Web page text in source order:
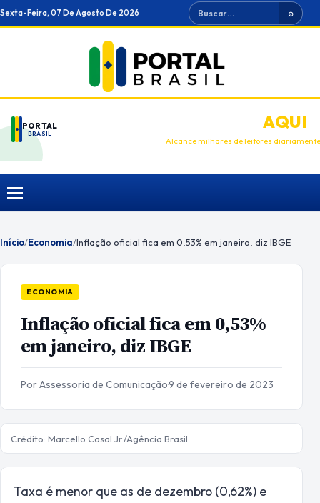
Ir
para
Sexta-Feira, 07 De Agosto De 2026 Buscar ⌕
PORTAL
BRASIL
ANUNCIEAQUI
Alcance milhares de leitores diariamente
Menu
Início/Economia/Inflação oficial fica em 0,53% em janeiro, diz IBGE
ECONOMIA
Inflação oficial fica em 0,53%
em janeiro, diz IBGE
Por Assessoria de Comunicação·9 de fevereiro de 2023
Crédito: Marcello Casal Jr./Agência Brasil
Taxa é menor que as de dezembro (0,62%) e